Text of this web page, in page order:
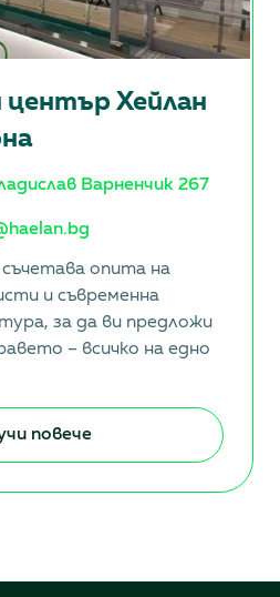
Хейлан
Варненчик 267
опита на
и съвременна
за да ви предложи
– всичко на едно
повече